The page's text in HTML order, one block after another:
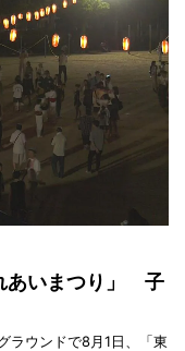
あいまつり」 子
ラウンドで8月1日、「東